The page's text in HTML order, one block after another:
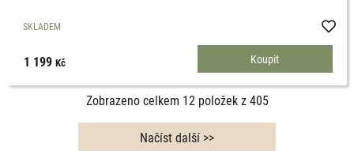
SKLADEM
1 199Kč
Zobrazeno celkem 12 položek z405